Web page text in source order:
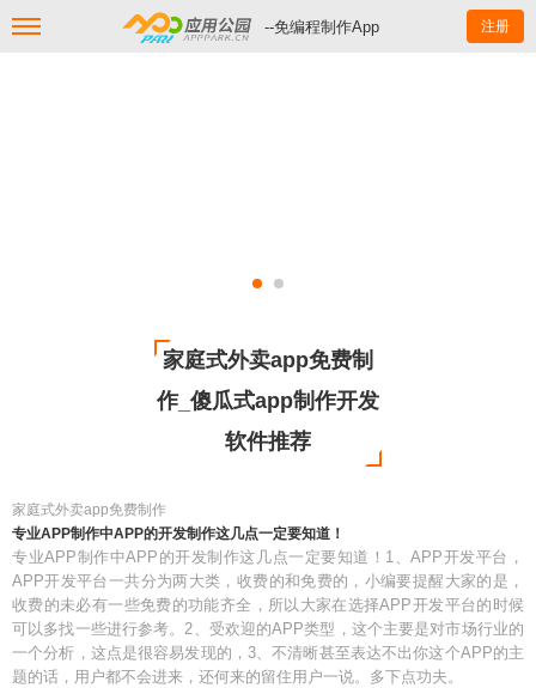
--免编程制作App 注册
家庭式外卖app免费制
作_傻瓜式app制作开发
软件推荐
家庭式外卖app免费制作
专业APP制作中APP的开发制作这几点一定要知道！
专业APP制作中APP的开发制作这几点一定要知道！1、APP开发平台，
APP开发平台一共分为两大类，收费的和免费的，小编要提醒大家的是，
收费的未必有一些免费的功能齐全，所以大家在选择APP开发平台的时候
可以多找一些进行参考。2、受欢迎的APP类型，这个主要是对市场行业的
一个分析，这点是很容易发现的，3、不清晰甚至表达不出你这个APP的主
题的话，用户都不会进来，还何来的留住用户一说。多下点功夫。